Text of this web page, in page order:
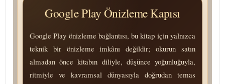
Google Play Önizleme Kapısı
Google Play önizleme bağlantısı, bu kitap için yalnızca
teknik bir önizleme imkânı değildir; okurun satın
almadan önce kitabın diliyle, düşünce yoğunluğuyla,
ritmiyle ve kavramsal dünyasıyla doğrudan temas